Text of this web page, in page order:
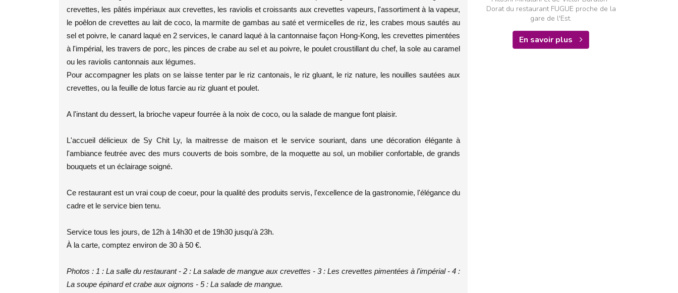
crevettes, les pâtés impériaux aux crevettes, les raviolis et croissants aux crevettes vapeurs, l'assortiment à la vapeur,
le poêlon de crevettes au lait de coco, la marmite de gambas au saté et vermicelles de riz, les crabes mous sautés au
sel et poivre, le canard laqué en 2 services, le canard laqué à la cantonnaise façon Hong-Kong, les crevettes pimentées
à l'impérial, les travers de porc, les pinces de crabe au sel et au poivre, le poulet croustillant du chef, la sole au caramel
ou les raviolis cantonnais aux légumes.
Pour accompagner les plats on se laisse tenter par le riz cantonais, le riz gluant, le riz nature, les nouilles sautées aux
crevettes, ou la feuille de lotus farcie au riz gluant et poulet.
A l'instant du dessert, la brioche vapeur fourrée à la noix de coco, ou la salade de mangue font plaisir.
L'accueil délicieux de Sy Chit Ly, la maitresse de maison et le service souriant, dans une décoration élégante à
l'ambiance feutrée avec des murs couverts de bois sombre, de la moquette au sol, un mobilier confortable, de grands
bouquets et un éclairage soigné.
Ce restaurant est un vrai coup de coeur, pour la qualité des produits servis, l'excellence de la gastronomie, l'élégance du
cadre et le service bien tenu.
Service tous les jours, de 12h à 14h30 et de 19h30 jusqu'à 23h.
À la carte, comptez environ de 30 à 50 €.
Photos : 1 : La salle du restaurant - 2 : La salade de mangue aux crevettes - 3 : Les crevettes pimentées à l'impérial - 4 :
La soupe épinard et crabe aux oignons - 5 : La salade de mangue.
Dorat du restaurant FUGUE proche de la
gare de l'Est.
En savoir plus